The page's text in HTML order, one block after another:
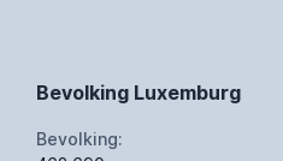
Bevolking Luxemburg
Bevolking: